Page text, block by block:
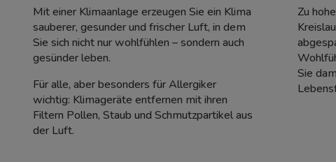
Mit einer Klimaanlage erzeugen Sie ein Klima
sauberer, gesunder und frischer Luft, in dem
Sie sich nicht nur wohlfühlen – sondern auch
gesünder leben.
Für alle, aber besonders für Allergiker
wichtig: Klimageräte entfernen mit ihren
Filtern Pollen, Staub und Schmutzpartikel aus
der Luft.
Zu
Sie